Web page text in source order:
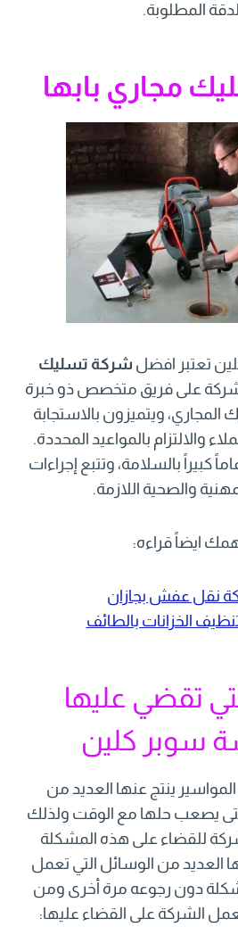
المطلوبة.
مجاري بابها
تعتبر افضل شركة تسليك
على فريق متخصص ذو خبرة
ويتميزون بالاستجابة
والالتزام بالمواعيد المحددة.
كبيراً بالسلامة، وتتبع إجراءات
والصحية اللازمة.
ايضاً قراءه:
نقل عفش بجازان
الخزانات بالطائف
تقضي عليها
سوبر كلين
ينتج عنها العديد من
يصعب حلها مع الوقت ولذلك
للقضاء على هذه المشكلة
العديد من الوسائل التي تعمل
دون رجوعه مرة أخرى ومن
الشركة على القضاء عليها: